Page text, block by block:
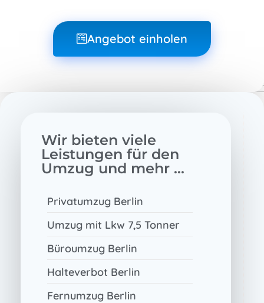
Angebot einholen
Wir bieten viele
Leistungen für den
Umzug und mehr ...
Privatumzug Berlin
Umzug mit Lkw 7,5 Tonner
Büroumzug Berlin
Halteverbot Berlin
Fernumzug Berlin